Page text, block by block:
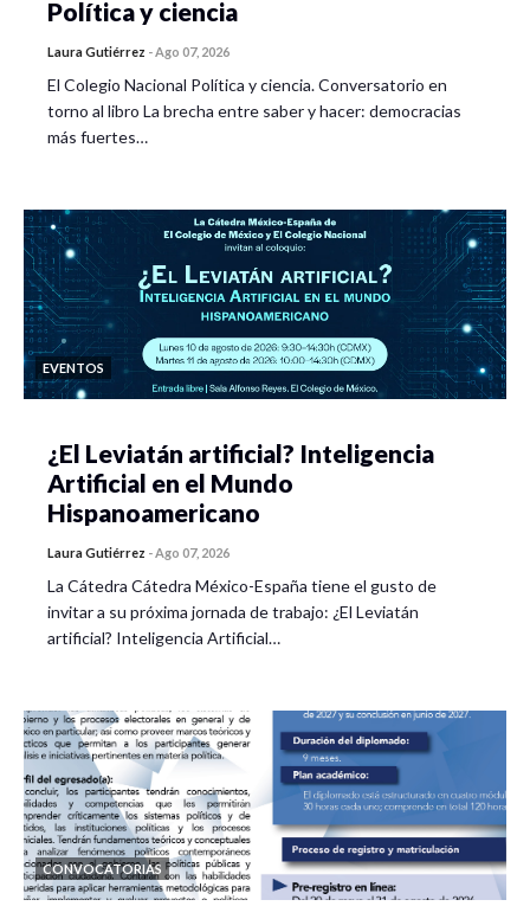
Política y ciencia
Laura Gutiérrez -Ago 07, 2026
El Colegio Nacional Política y ciencia. Conversatorio en
torno al libro La brecha entre saber y hacer: democracias
más fuertes…
EVENTOS
¿El Leviatán artificial? Inteligencia
Artificial en el Mundo
Hispanoamericano
Laura Gutiérrez -Ago 07, 2026
La Cátedra Cátedra México-España tiene el gusto de
invitar a su próxima jornada de trabajo: ¿El Leviatán
artificial? Inteligencia Artificial…
CONVOCATORIAS